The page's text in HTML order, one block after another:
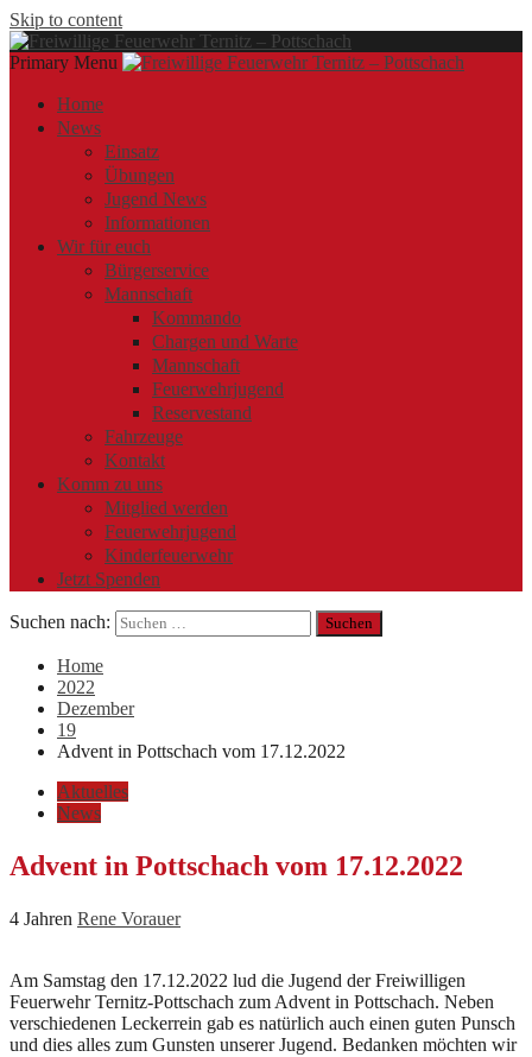
Skip to content
Primary Menu
Freiwillige Feuerwehr Ternitz – Pottschach
Home
News
Einsatz
Übungen
Jugend News
Informationen
Wir für euch
Bürgerservice
Mannschaft
Kommando
Chargen und Warte
Mannschaft
Feuerwehrjugend
Reservestand
Fahrzeuge
Kontakt
Komm zu uns
Mitglied werden
Feuerwehrjugend
Kinderfeuerwehr
Jetzt Spenden
Suchen nach:
Home
2022
Dezember
19
Advent in Pottschach vom 17.12.2022
Aktuelles
News
Advent in Pottschach vom 17.12.2022
4 Jahren Rene Vorauer
Am Samstag den 17.12.2022 lud die Jugend der Freiwilligen
Feuerwehr Ternitz-Pottschach zum Advent in Pottschach. Neben
verschiedenen Leckerrein gab es natürlich auch einen guten Punsch
und dies alles zum Gunsten unserer Jugend. Bedanken möchten wir